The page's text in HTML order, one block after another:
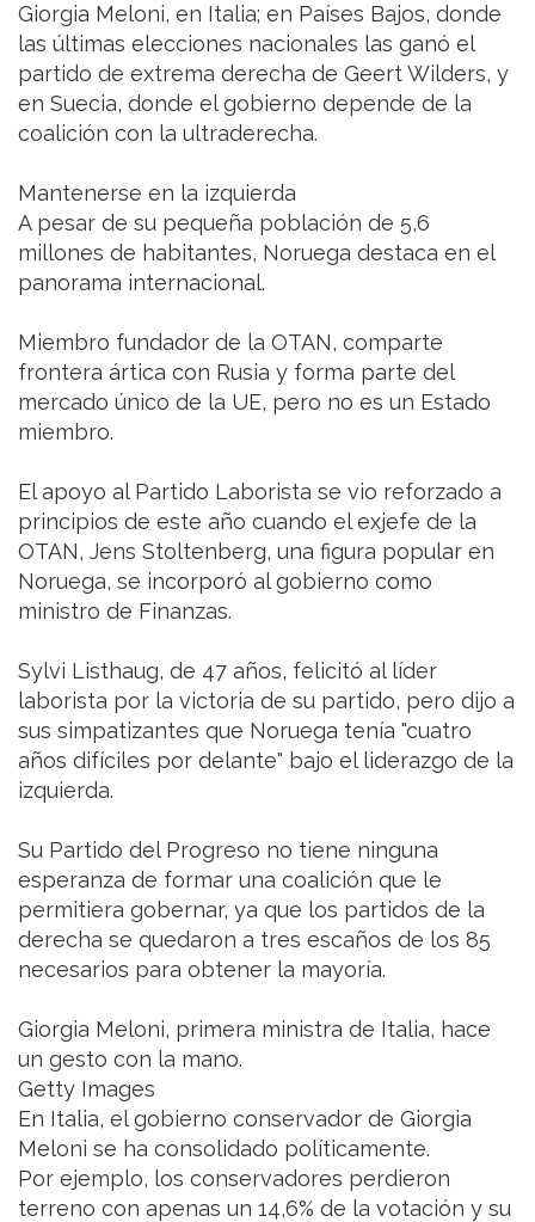
Giorgia Meloni, en Italia; en Países Bajos, donde
las últimas elecciones nacionales las ganó el
partido de extrema derecha de Geert Wilders, y
en Suecia, donde el gobierno depende de la
coalición con la ultraderecha.
Mantenerse en la izquierda
A pesar de su pequeña población de 5,6
millones de habitantes, Noruega destaca en el
panorama internacional.
Miembro fundador de la OTAN, comparte
frontera ártica con Rusia y forma parte del
mercado único de la UE, pero no es un Estado
miembro.
El apoyo al Partido Laborista se vio reforzado a
principios de este año cuando el exjefe de la
OTAN, Jens Stoltenberg, una figura popular en
Noruega, se incorporó al gobierno como
ministro de Finanzas.
Sylvi Listhaug, de 47 años, felicitó al líder
laborista por la victoria de su partido, pero dijo a
sus simpatizantes que Noruega tenía "cuatro
años difíciles por delante" bajo el liderazgo de la
izquierda.
Su Partido del Progreso no tiene ninguna
esperanza de formar una coalición que le
permitiera gobernar, ya que los partidos de la
derecha se quedaron a tres escaños de los 85
necesarios para obtener la mayoría.
Giorgia Meloni, primera ministra de Italia, hace
un gesto con la mano.
Getty Images
En Italia, el gobierno conservador de Giorgia
Meloni se ha consolidado políticamente.
Por ejemplo, los conservadores perdieron
terreno con apenas un 14,6% de la votación y su